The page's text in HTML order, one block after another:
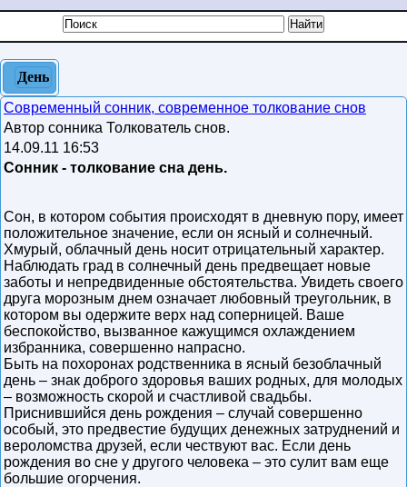
День
Современный сонник, современное толкование снов
Автор сонника Толкователь снов.
14.09.11 16:53
Сонник - толкование сна день.
Сон, в котором события происходят в дневную пору, имеет
положительное значение, если он ясный и солнечный.
Хмурый, облачный день носит отрицательный характер.
Наблюдать град в солнечный день предвещает новые
заботы и непредвиденные обстоятельства. Увидеть своего
друга морозным днем означает любовный треугольник, в
котором вы одержите верх над соперницей. Ваше
беспокойство, вызванное кажущимся охлаждением
избранника, совершенно напрасно.
Быть на похоронах родственника в ясный безоблачный
день – знак доброго здоровья ваших родных, для молодых
– возможность скорой и счастливой свадьбы.
Приснившийся день рождения – случай совершенно
особый, это предвестие будущих денежных затруднений и
вероломства друзей, если чествуют вас. Если день
рождения во сне у другого человека – это сулит вам еще
большие огорчения.